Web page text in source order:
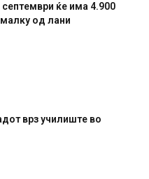
ќе има 4.900
од лани
СОЗИС: Украинците повеќе